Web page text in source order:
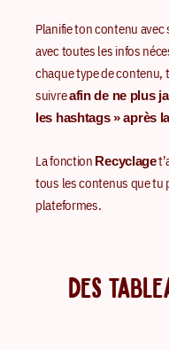
Planifie ton contenu avec
avec toutes les infos
chaque type de contenu,
suivreafin de ne plus
les hashtags » après
La fonction Recyclage
tous les contenus que tu
plateformes.
DES